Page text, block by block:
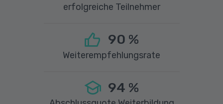
erfolgreiche Teilnehmer
90 %
Weiterempfehlungsrate
94 %